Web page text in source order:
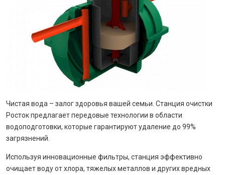
Чистая вода – залог здоровья вашей семьи. Станция очистки
Росток предлагает передовые технологии в области
водоподготовки, которые гарантируют удаление до 99%
загрязнений.
Используя инновационные фильтры, станция эффективно
очищает воду от хлора, тяжелых металлов и других вредных